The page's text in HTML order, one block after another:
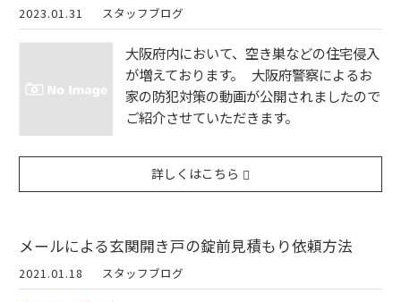
2023.01.31 スタッフブログ
大阪府内において、空き巣などの住宅侵入
が増えております。 大阪府警察によるお
家の防犯対策の動画が公開されましたので
ご紹介させていただきます。
詳しくはこちら
メールによる玄関開き戸の錠前見積もり依頼方法
2021.01.18 スタッフブログ